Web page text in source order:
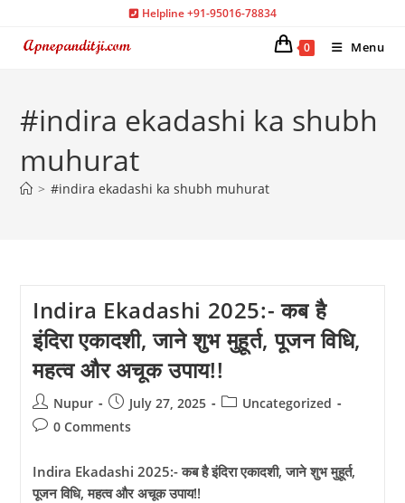
content
Helpline +91-95016-78834
0 Menu
#indira ekadashi ka shubh
muhurat
> #indira ekadashi ka shubh muhurat
Indira Ekadashi 2025:- कब है
इंदिरा एकादशी, जाने शुभ मुहूर्त, पूजन विधि,
महत्व और अचूक उपाय!!
Post
author:
Nupur
Post
published:
July 27, 2025
PostUncategorized
Post0 Comments
Indira Ekadashi 2025:- कब है इंदिरा एकादशी, जाने शुभ मुहूर्त,
पूजन विधि, महत्व और अचूक उपाय!!